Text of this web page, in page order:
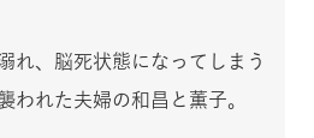
れ、脳死状態になってしまう
われた夫婦の和昌 と薫子。